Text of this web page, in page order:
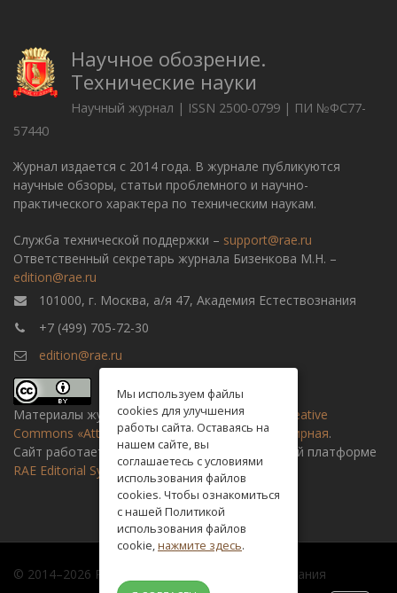
Научное обозрение.
Технические науки
Научный журнал | ISSN 2500-0799 | ПИ №ФС77-
57440
Журнал издается с 2014 года. В журнале публикуются
научные обзоры, статьи проблемного и научно-
практического характера по техническим наукам.
Служба технической поддержки – support@rae.ru
Ответственный секретарь журнала Бизенкова М.Н. –
edition@rae.ru
101000, г. Москва, а/я 47, Академия Естествознания
+7 (499) 705-72-30
edition@rae.ru
Материалы журнала доступны полицензии Creative
Commons «Attribution» («Атрибуция») 4.0 Всемирная.
Сайт работает на универсальной издательской платформе
RAE Editorial System
© 2014–2026 Российская академия естествознания
Мы используем файлы
cookies для улучшения
работы сайта. Оставаясь на
нашем сайте, вы
соглашаетесь с условиями
использования файлов
cookies. Чтобы ознакомиться
с нашей Политикой
использования файлов
cookie,нажмите здесь.